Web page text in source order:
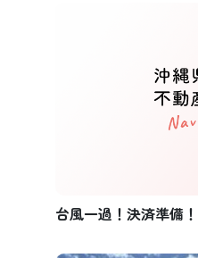
台風一過！決済準備！